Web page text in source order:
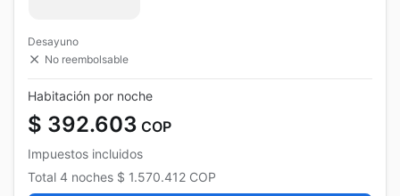
Desayuno
No reembolsable
Habitación por noche
$ 392.603 COP
Impuestos incluidos
Total 4 noches $ 1.570.412 COP